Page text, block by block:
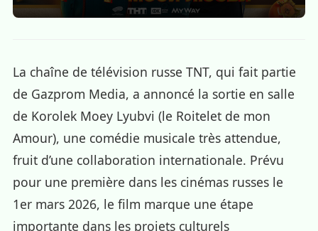
La chaîne de télévision russe TNT, qui fait partie
de Gazprom Media, a annoncé la sortie en salle
de Korolek Moey Lyubvi (le Roitelet de mon
Amour), une comédie musicale très attendue,
fruit d’une collaboration internationale. Prévu
pour une première dans les cinémas russes le
1er mars 2026, le film marque une étape
importante dans les projets culturels